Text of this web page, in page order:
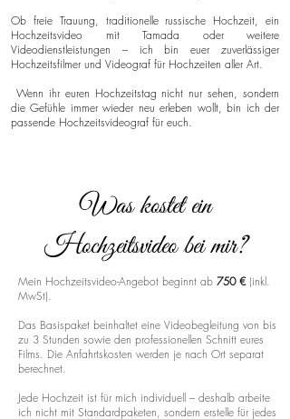
Ob freie Trauung, traditionelle russische Hochzeit, ein
Hochzeitsvideo mit Tamada oder weitere
Videodienstleistungen – ich bin euer zuverlässiger
Hochzeitsfilmer und Videograf für Hochzeiten aller Art.
Wenn ihr euren Hochzeitstag nicht nur sehen, sondern
die Gefühle immer wieder neu erleben wollt, bin ich der
passende Hochzeitsvideograf für euch.
Was kostet ein
Hochzeitsvideo bei mir?
Mein Hochzeitsvideo-Angebot beginnt ab 750 € (inkl.
MwSt).
Das Basispaket beinhaltet eine Videobegleitung von bis
zu 3 Stunden sowie den professionellen Schnitt eures
Films. Die Anfahrtskosten werden je nach Ort separat
berechnet.
Jede Hochzeit ist für mich individuell – deshalb arbeite
ich nicht mit Standardpaketen, sondern erstelle für jedes